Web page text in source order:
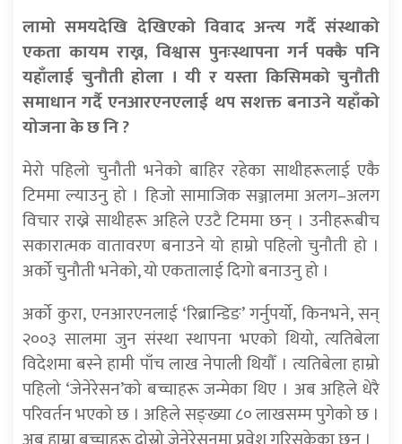
लामो समयदेखि देखिएको विवाद अन्त्य गर्दै संस्थाको
एकता कायम राख्न, विश्वास पुनःस्थापना गर्न पक्कै पनि
यहाँलाई चुनौती होला । यी र यस्ता किसिमको चुनौती
समाधान गर्दै एनआरएनएलाई थप सशक्त बनाउने यहाँको
योजना के छ नि ?
मेरो पहिलो चुनौती भनेको बाहिर रहेका साथीहरूलाई एकै
टिममा ल्याउनु हो । हिजो सामाजिक सञ्जालमा अलग–अलग
विचार राख्ने साथीहरू अहिले एउटै टिममा छन् । उनीहरूबीच
सकारात्मक वातावरण बनाउने यो हाम्रो पहिलो चुनौती हो ।
अर्को चुनौती भनेको, यो एकतालाई दिगो बनाउनु हो ।
अर्को कुरा, एनआरएनलाई ‘रिब्रान्डिङ’ गर्नुपर्यो, किनभने, सन्
२००३ सालमा जुन संस्था स्थापना भएको थियो, त्यतिबेला
विदेशमा बस्ने हामी पाँच लाख नेपाली थियौँ । त्यतिबेला हाम्रो
पहिलो ‘जेनेरेसन’को बच्चाहरू जन्मेका थिए । अब अहिले धेरै
परिवर्तन भएको छ । अहिले सङ्ख्या ८० लाखसम्म पुगेको छ ।